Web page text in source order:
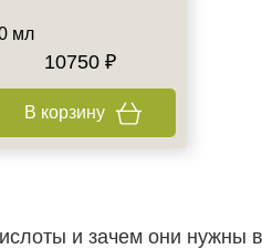
мл
10750 ₽
В корзину
и зачем они нужны